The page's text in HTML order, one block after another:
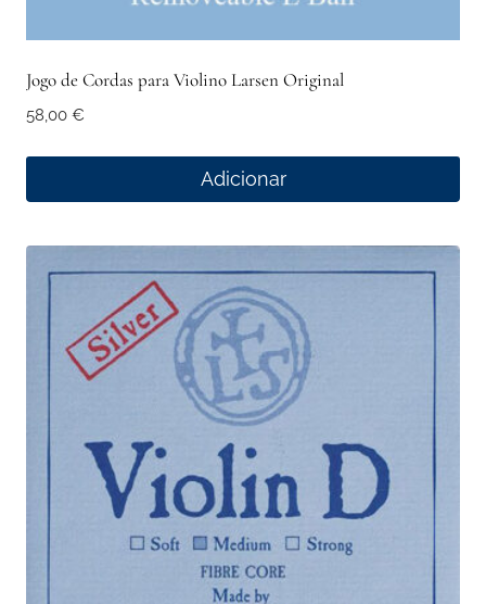
Jogo de Cordas para Violino Larsen Original
58,00 €
Adicionar